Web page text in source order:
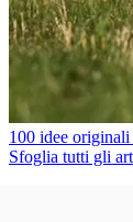
100 idee
Sfoglia tutti gli